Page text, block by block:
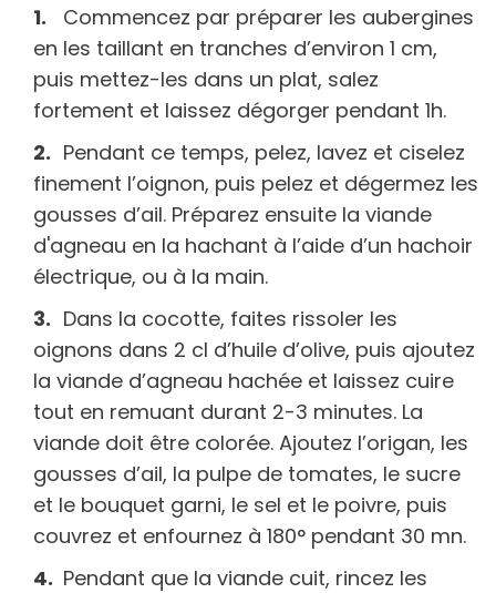
Commencez par préparer les aubergines
en les taillant en tranches d’environ 1 cm,
puis mettez-les dans un plat, salez
fortement et laissez dégorger pendant 1h.
Pendant ce temps, pelez, lavez et ciselez
finement l’oignon, puis pelez et dégermez les
gousses d’ail. Préparez ensuite la viande
d'agneau en la hachant à l’aide d’un hachoir
électrique, ou à la main.
Dans la cocotte, faites rissoler les
oignons dans 2 cl d’huile d’olive, puis ajoutez
la viande d’agneau hachée et laissez cuire
tout en remuant durant 2-3 minutes. La
viande doit être colorée. Ajoutez l’origan, les
gousses d’ail, la pulpe de tomates, le sucre
et le bouquet garni, le sel et le poivre, puis
couvrez et enfournez à 180° pendant 30 mn.
Pendant que la viande cuit, rincez les